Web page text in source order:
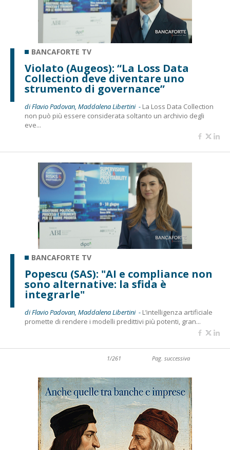
BANCAFORTE TV
Violato (Augeos): “La Loss Data
Collection deve diventare uno
strumento di governance”
di Flavio Padovan, Maddalena Libertini - La Loss Data Collection
non può più essere considerata soltanto un archivio degli
eve...
BANCAFORTE TV
Popescu (SAS): "AI e compliance non
sono alternative: la sfida è
integrarle"
di Flavio Padovan, Maddalena Libertini - L’intelligenza artificiale
promette di rendere i modelli predittivi più potenti, gran...
1/261 Pag. successiva